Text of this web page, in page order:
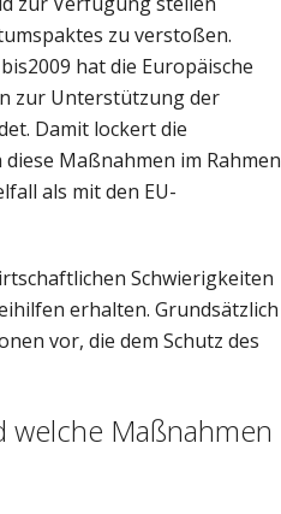
zu verstoßen.
hat die Europäische
zur Unterstützung der
Damit lockert die
Maßnahmen im Rahmen
als mit den EU-
Schwierigkeiten
erhalten. Grundsätzlich
vor, die dem Schutz des
welche Maßnahmen